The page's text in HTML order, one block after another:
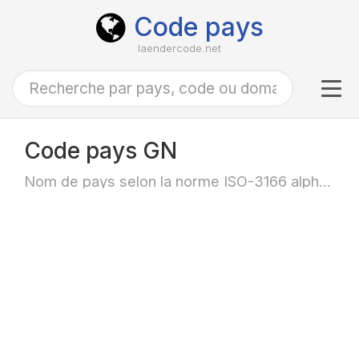
Code pays
laendercode.net
Code pays GN
Nom de pays selon la norme ISO-3166 alpha-2